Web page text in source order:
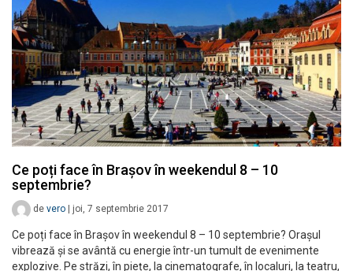
Ce poți face în Brașov în weekendul 8 – 10
septembrie?
de vero joi, 7 septembrie 2017
Ce poți face în Brașov în weekendul 8 – 10 septembrie? Orașul
vibrează și se avântă cu energie într-un tumult de evenimente
explozive. Pe străzi, în piețe, la cinematografe, în localuri, la teatru,